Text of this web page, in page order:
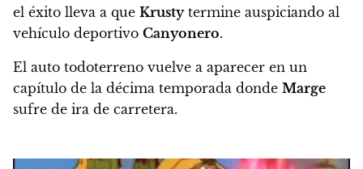
el éxito lleva a que Krustytermine auspiciando al
vehículo deportivo Canyonero.
El auto todoterreno vuelve a aparecer en un
capítulo de la décima temporada donde Marge
sufre de ira de carretera.